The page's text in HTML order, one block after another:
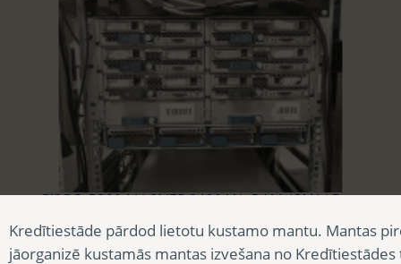
3 007,50€
Kredītiestāde pārdod lietotu kustamo mantu. Mantas
jāorganizē kustamās mantas izvešana no